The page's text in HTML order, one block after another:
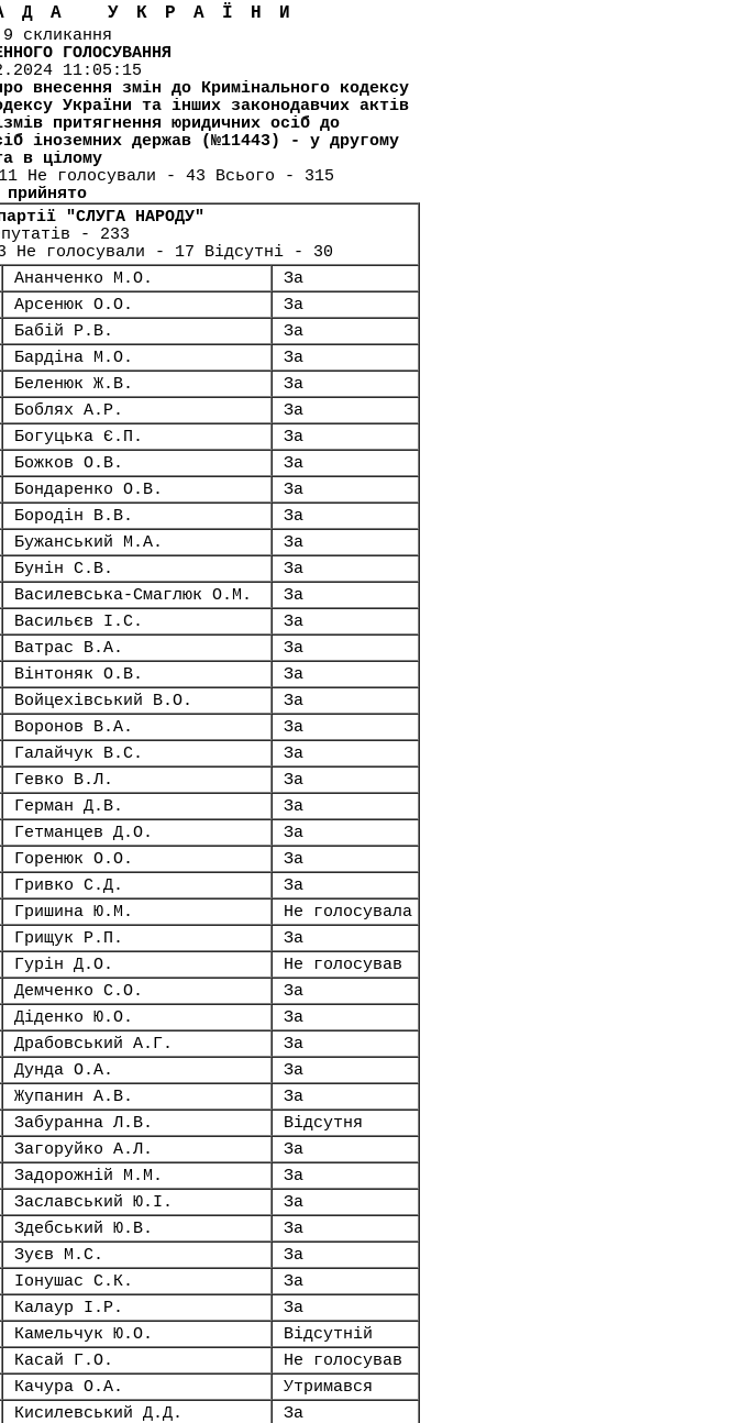
УКРАЇНИ
скликання
ГОЛОСУВАННЯ
11:05:15
внесення змін до Кримінального кодексу
України та інших законодавчих актів
притягнення юридичних осіб до
іноземних держав (№11443) - у другому
в цілому
Не голосували - 43 Всього - 315
прийнято
"СЛУГА НАРОДУ"
- 233
голосували - 17 Відсутні - 30
Ананченко М.О.
За
Арсенюк О.О.
За
Бабій Р.В.
За
Бардіна М.О.
За
Беленюк Ж.В.
За
Боблях А.Р.
За
Богуцька Є.П.
За
Божков О.В.
За
Бондаренко О.В.
За
Бородін В.В.
За
Бужанський М.А.
За
Бунін С.В.
За
Василевська-Смаглюк О.М.
За
Васильєв І.С.
За
Ватрас В.А.
За
Вінтоняк О.В.
За
Войцехівський В.О.
За
Воронов В.А.
За
Галайчук В.С.
За
Гевко В.Л.
За
Герман Д.В.
За
Гетманцев Д.О.
За
Горенюк О.О.
За
Гривко С.Д.
За
Гришина Ю.М.
Не голосувала
Грищук Р.П.
За
Гурін Д.О.
Не голосував
Демченко С.О.
За
Діденко Ю.О.
За
Драбовський А.Г.
За
Дунда О.А.
За
Жупанин А.В.
За
Забуранна Л.В.
Відсутня
Загоруйко А.Л.
За
Задорожній М.М.
За
Заславський Ю.І.
За
Здебський Ю.В.
За
Зуєв М.С.
За
Іонушас С.К.
За
Калаур І.Р.
За
Камельчук Ю.О.
Відсутній
Касай Г.О.
Не голосував
Качура О.А.
Утримався
Кисилевський Д.Д.
За